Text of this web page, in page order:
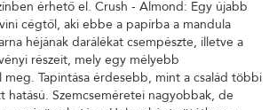
érhető el. Crush - Almond: Egy újabb
cégtől, aki ebbe a papírba a mandula
héjának darálékat csempészte, illetve a
részeit, mely egy mélyebb
meg. Tapintása érdesebb, mint a család többi
hatású. Szemcseméretei nagyobbak, de